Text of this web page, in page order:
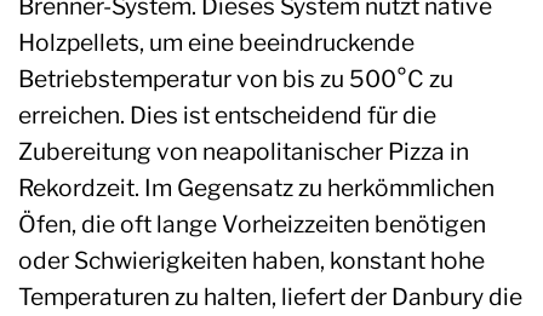
Holzpellets, um eine beeindruckende
Betriebstemperatur von bis zu 500°C zu
erreichen. Dies ist entscheidend für die
Zubereitung von neapolitanischer Pizza in
Rekordzeit. Im Gegensatz zu herkömmlichen
Öfen, die oft lange Vorheizzeiten benötigen
oder Schwierigkeiten haben, konstant hohe
Temperaturen zu halten, liefert der Danbury die